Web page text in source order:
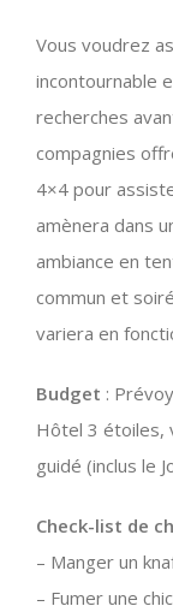
Vous voudrez
incontournable
recherches
compagnies
4×4 pour
amènera dans
ambiance en
commun et
variera en
Budget :
Hôtel 3 étoiles,
guidé (inclus le
Check-list de
– Manger un
– Fumer une